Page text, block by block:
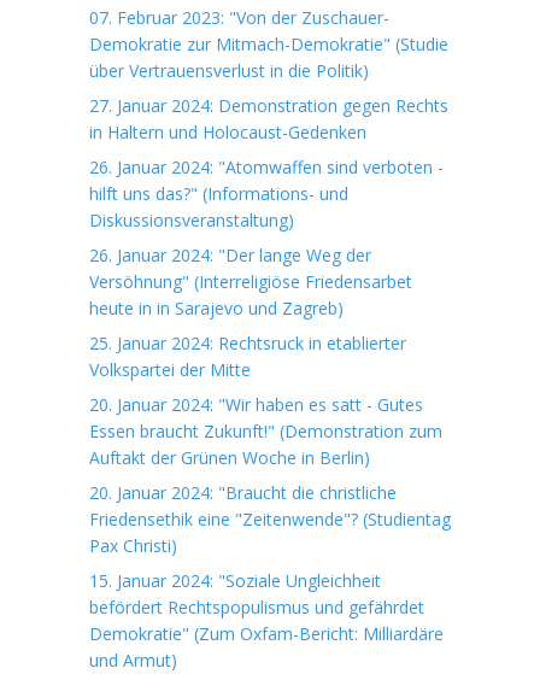
07. Februar 2023: "Von der Zuschauer-
Demokratie zur Mitmach-Demokratie" (Studie
über Vertrauensverlust in die Politik)
27. Januar 2024: Demonstration gegen Rechts
in Haltern und Holocaust-Gedenken
26. Januar 2024: "Atomwaffen sind verboten -
hilft uns das?" (Informations- und
Diskussionsveranstaltung)
26. Januar 2024: "Der lange Weg der
Versöhnung" (Interreligiöse Friedensarbet
heute in in Sarajevo und Zagreb)
25. Januar 2024: Rechtsruck in etablierter
Volkspartei der Mitte
20. Januar 2024: "Wir haben es satt - Gutes
Essen braucht Zukunft!" (Demonstration zum
Auftakt der Grünen Woche in Berlin)
20. Januar 2024: "Braucht die christliche
Friedensethik eine "Zeitenwende"? (Studientag
Pax Christi)
15. Januar 2024: "Soziale Ungleichheit
befördert Rechtspopulismus und gefährdet
Demokratie" (Zum Oxfam-Bericht: Milliardäre
und Armut)